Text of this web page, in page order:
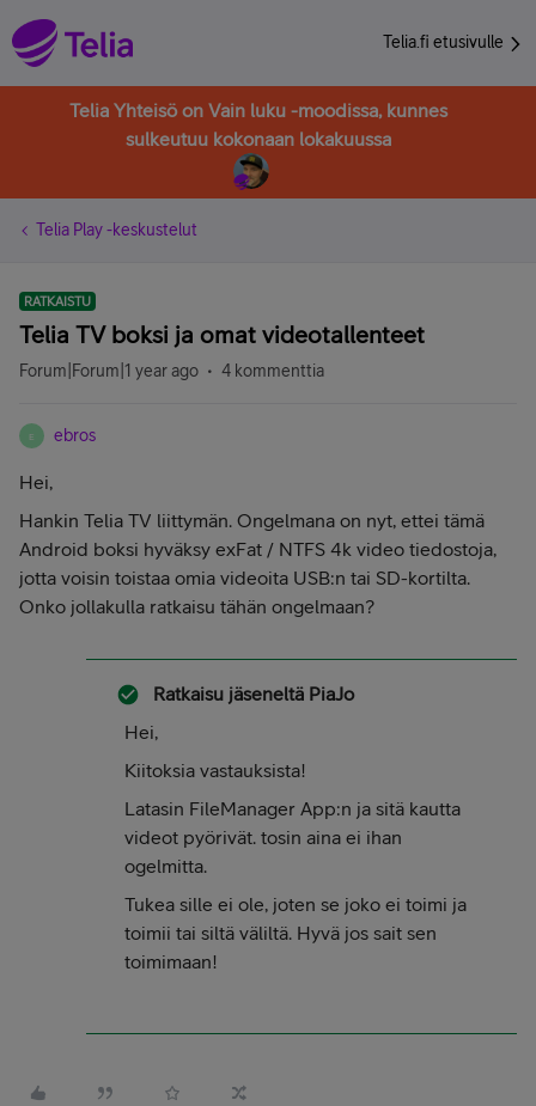
Telia.fi etusivulle
Telia Yhteisö on Vain luku -moodissa, kunnes
sulkeutuu kokonaan lokakuussa
Telia Play -keskustelut
RATKAISTU
Telia TV boksi ja omat videotallenteet
Forum|Forum|1 year ago 4 kommenttia
E ebros
Hei,
Hankin Telia TV liittymän. Ongelmana on nyt, ettei tämä
Android boksi hyväksy exFat / NTFS 4k video tiedostoja,
jotta voisin toistaa omia videoita USB:n tai SD-kortilta.
Onko jollakulla ratkaisu tähän ongelmaan?
Ratkaisu jäseneltä PiaJo
Hei,
Kiitoksia vastauksista!
Latasin FileManager App:n ja sitä kautta
videot pyörivät. tosin aina ei ihan
ogelmitta.
Tukea sille ei ole, joten se joko ei toimi ja
toimii tai siltä väliltä. Hyvä jos sait sen
toimimaan!